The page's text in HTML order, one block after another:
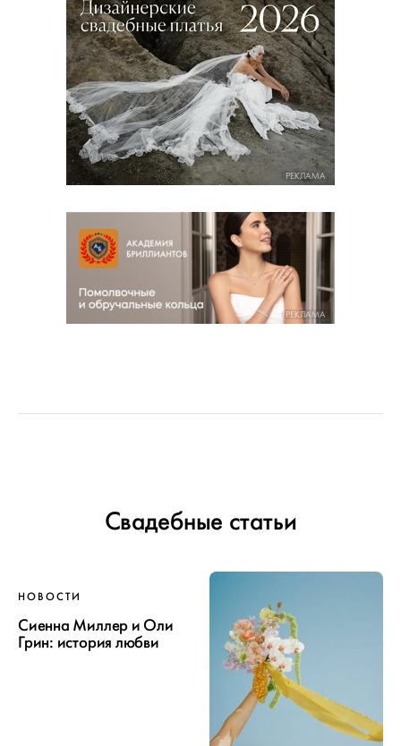
РЕКЛАМА
РЕКЛАМА
Свадебные статьи
НОВОСТИ
Сиенна Миллер и Оли
Грин: история любви